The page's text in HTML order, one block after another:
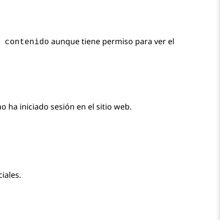
contenido aunque tiene permiso para ver el
ha iniciado sesión en el sitio web.